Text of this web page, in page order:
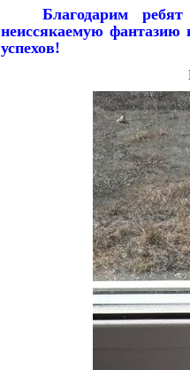
Благодарим ребят и
неиссякаемую фантазию
успехов!